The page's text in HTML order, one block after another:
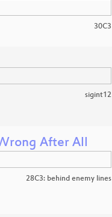
30C3
sigint12
After All
28C3: behind enemy lines